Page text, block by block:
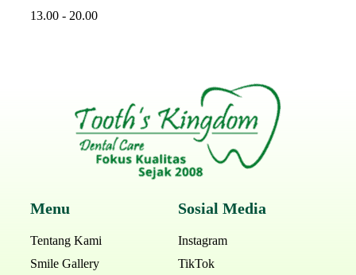
13.00 - 20.00
Menu
Tentang Kami
Smile Gallery
Sosial Media
Instagram
TikTok